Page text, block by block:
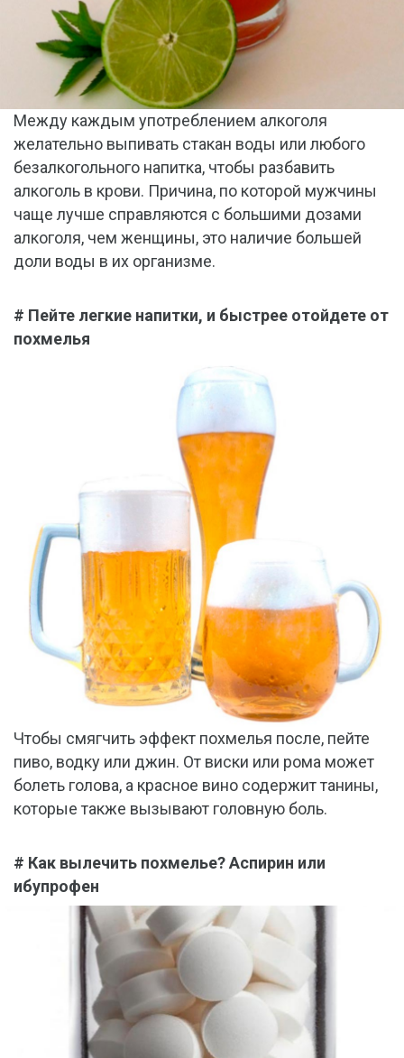
Между каждым употреблением алкоголя
желательно выпивать стакан воды или любого
безалкогольного напитка, чтобы разбавить
алкоголь в крови. Причина, по которой мужчины
чаще лучше справляются с большими дозами
алкоголя, чем женщины, это наличие большей
доли воды в их организме.
# Пейте легкие напитки, и быстрее отойдете от
похмелья
Чтобы смягчить эффект похмелья после, пейте
пиво, водку или джин. От виски или рома может
болеть голова, а красное вино содержит танины,
которые также вызывают головную боль.
# Как вылечить похмелье? Аспирин или
ибупрофен